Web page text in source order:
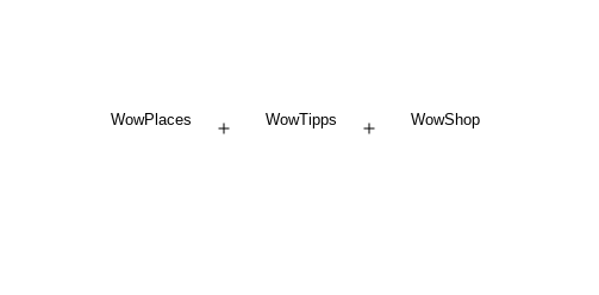
WowPlaces WowTipps WowShop